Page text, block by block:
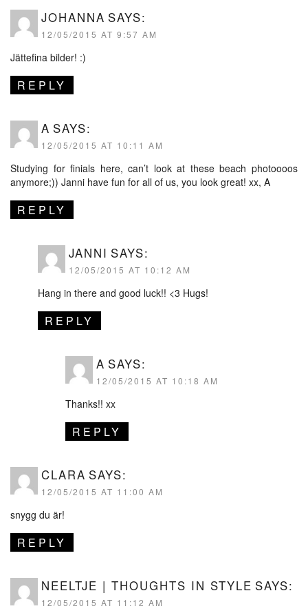
JOHANNA SAYS:
12/05/2015 AT 9:57 AM
Jättefina bilder! :)
REPLY
A SAYS:
12/05/2015 AT 10:11 AM
Studying for finials here, can’t look at these beach photoooos
anymore;)) Janni have fun for all of us, you look great! xx, A
REPLY
JANNI SAYS:
12/05/2015 AT 10:12 AM
Hang in there and good luck!! <3 Hugs!
REPLY
A SAYS:
12/05/2015 AT 10:18 AM
Thanks!! xx
REPLY
CLARA SAYS:
12/05/2015 AT 11:00 AM
snygg du är!
REPLY
NEELTJE | THOUGHTS IN STYLE SAYS:
12/05/2015 AT 11:12 AM